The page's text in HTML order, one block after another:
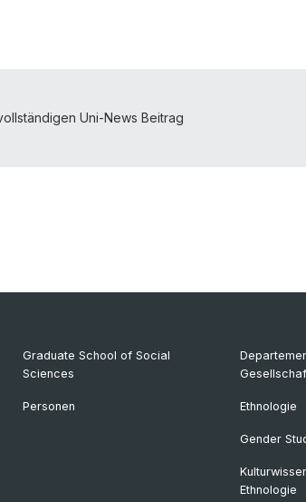
Uni-News Beitrag
Graduate School of Social
Sciences
Personen Ethnologie
Gender
Ethnologie